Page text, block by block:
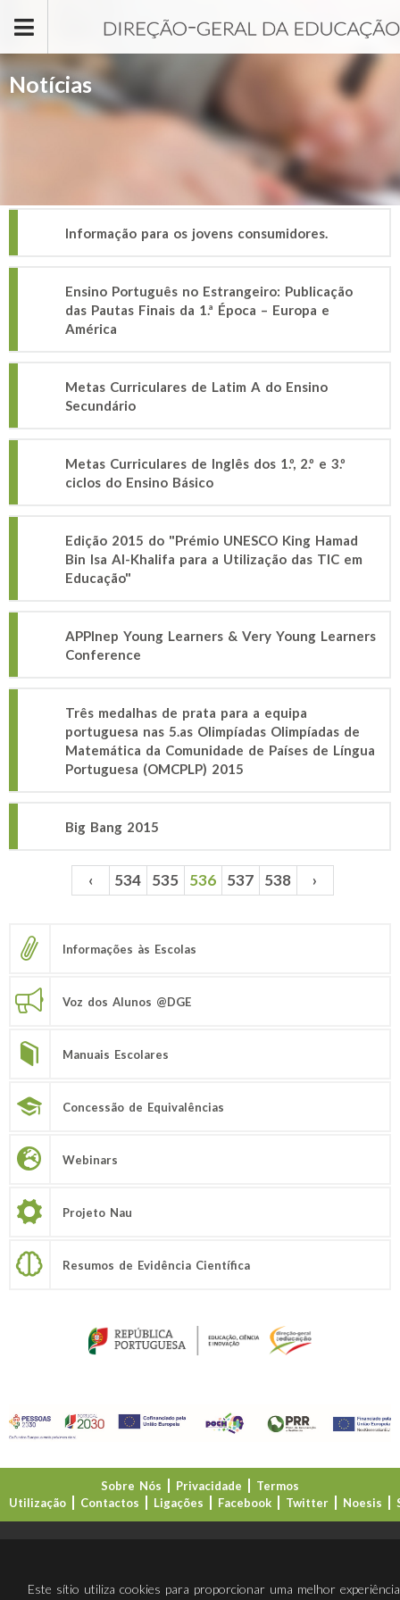
Notícias
Informação para os jovens consumidores.
Ensino Português no Estrangeiro: Publicação
das Pautas Finais da 1.ª Época – Europa e
América
Metas Curriculares de Latim A do Ensino
Secundário
Metas Curriculares de Inglês dos 1.º, 2.º e 3.º
ciclos do Ensino Básico
Edição 2015 do "Prémio UNESCO King Hamad
Bin Isa Al-Khalifa para a Utilização das TIC em
Educação"
APPInep Young Learners & Very Young Learners
Conference
Três medalhas de prata para a equipa
portuguesa nas 5.as Olimpíadas Olimpíadas de
Matemática da Comunidade de Países de Língua
Portuguesa (OMCPLP) 2015
Big Bang 2015
Páginas ‹ 534 535 536 537 538 ›
Informações às Escolas
Voz dos Alunos @DGE
Manuais Escolares
Concessão de Equivalências
Webinars
Projeto Nau
Resumos de Evidência Científica
Sobre Nós Privacidade
Termos
Utilização
Contactos Ligações Facebook Twitter Noesis
Este sítio utiliza cookies para proporcionar uma melhor